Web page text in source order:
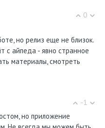
0
но релиз еще не близок.
с айпеда - явно странное
материалы, смотреть
-1
но приложение